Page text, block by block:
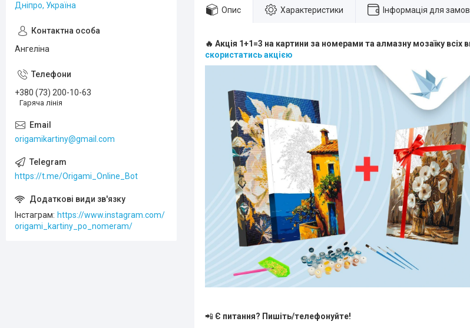
Опис Характеристики Інформація для
🔥 Акція 1+1=3 на картини за номерами та алмазну мозаїку всіх
скористатись акцією
📲 Є питання? Пишіть/телефонуйте!
Дніпро, Україна
Ангеліна
+380 (73) 200-10-63
Гаряча лінія
origamikartiny@gmail.com
https://t.me/Origami_Online_Bot
Інстаграм
https://www.instagram.com/
origami_kartiny_po_nomeram/